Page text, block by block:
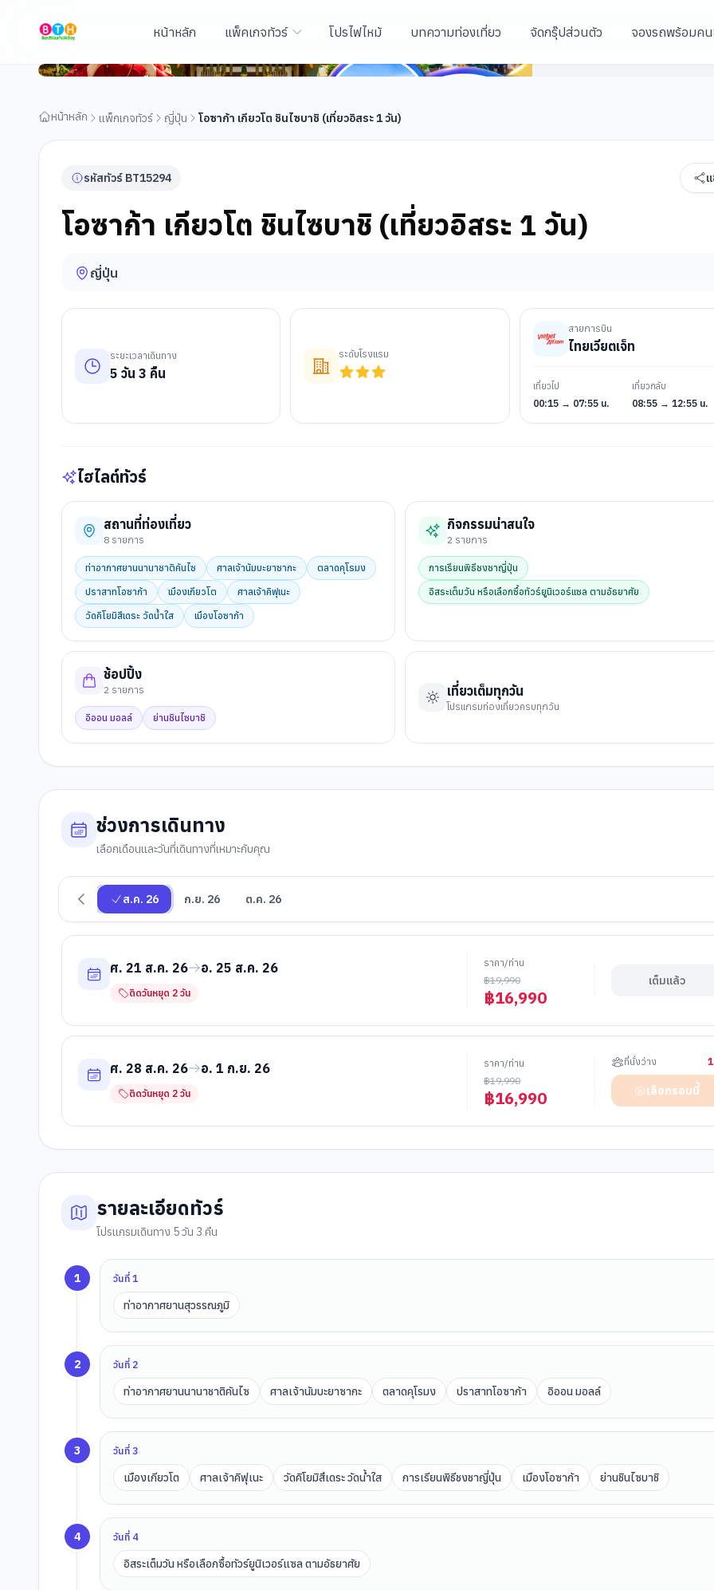
หน้าหลัก แพ็คเกจทัวร์ โปรไฟไหม้ บทความท่องเที่ยว จัดกรุ๊ปส่วนตัว
จองรถพร้อมค
หน้าหลัก แพ็กเกจทัวร์ ญี่ปุ่น โอซาก้า เกียวโต ชินไซบาชิ (เที่ยวอิสระ 1 วัน)
รหัสทัวร์ BT15294
โอซาก้า เกียวโต ชินไซบาชิ (เที่ยวอิสระ 1 วัน)
ญี่ปุ่น
ระยะเวลาเดินทาง
5 วัน 3 คืน
ระดับโรงแรม
สายการบิน
ไทยเวียตเจ็ท
เที่ยวไป
00:15 → 07:55 น.
เที่ยวกลับ
08:55 → 12:55 น.
ไฮไลต์ทัวร์
สถานที่ท่องเที่ยว
8 รายการ
ท่าอากาศยานนานาชาติคันไซ ศาลเจ้านัมบะยาซากะ
ตลาดคุโรมง
ปราสาทโอซาก้า
เมืองเกียวโต
ศาลเจ้าคิฟุเนะ
วัดคิโยมิสึเดระ วัดน้ำใส
เมืองโอซาก้า
กิจกรรมน่าสนใจ
2 รายการ
การเรียนพิธีชงชาญี่ปุ่น
อิสระเต็มวัน หรือเลือกซื้อทัวร์ยูนิเวอร์แซล ตามอัธยาศัย
ช้อปปิ้ง
2 รายการ
อิออน มอลล์ ย่านชินไซบาชิ
เที่ยวเต็มทุกวัน
โปรแกรมท่องเที่ยวครบทุกวัน
ช่วงการเดินทาง
เลือกเดือนและวันที่เดินทางที่เหมาะกับคุณ
ส.ค. 26 ก.ย. 26 ต.ค. 26
ศ. 21 ส.ค. 26 อ. 25 ส.ค. 26
ติดวันหยุด 2 วัน
ราคา/ท่าน
฿19,990
฿16,990
เต็มแล้ว
ศ. 28 ส.ค. 26 อ. 1 ก.ย. 26
ติดวันหยุด 2 วัน
ราคา/ท่าน
฿19,990
฿16,990
ที่นั่งว่าง 1
เลือกรอบนี้
รายละเอียดทัวร์
โปรแกรมเดินทาง 5 วัน 3 คืน
1 วันที่1
ท่าอากาศยานสุวรรณภูมิ
2 วันที่ 2
ท่าอากาศยานนานาชาติคันไซ ศาลเจ้านัมบะยาซากะ ตลาดคุโรมง ปราสาทโอซาก้า อิออน มอลล์
3 วันที่3
เมืองเกียวโต ศาลเจ้าคิฟุเนะ วัดคิโยมิสึเดระ วัดน้ำใส การเรียนพิธีชงชาญี่ปุ่น เมืองโอซาก้า ย่านชินไซบาชิ
4 วันที่ 4
อิสระเต็มวัน หรือเลือกซื้อทัวร์ยูนิเวอร์แซล ตามอัธยาศัย